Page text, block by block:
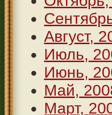
Август,
Июль,
Июнь,
Май,
Март,